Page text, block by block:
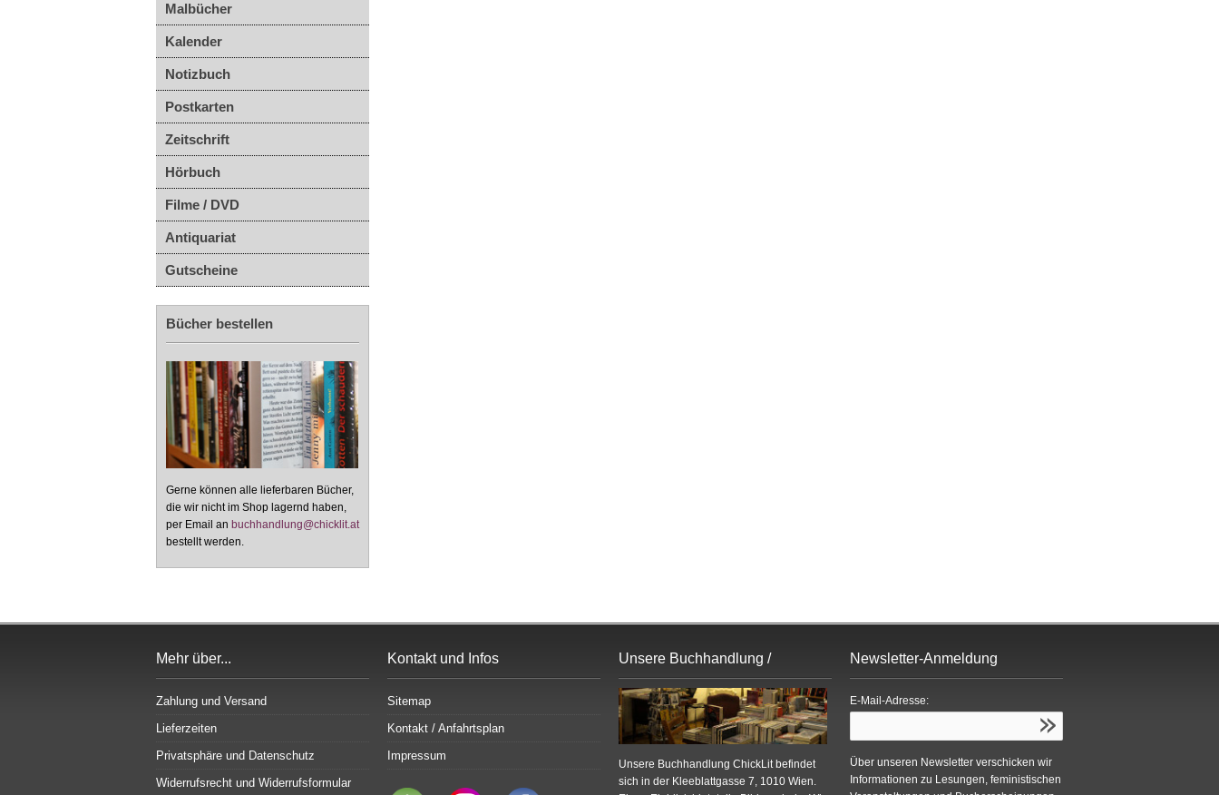
Malbücher
Kalender
Notizbuch
Postkarten
Zeitschrift
Hörbuch
Filme / DVD
Antiquariat
Gutscheine
Bücher bestellen
Gerne können alle lieferbaren Bücher,
die wir nicht im Shop lagernd haben,
per Email an buchhandlung@chicklit.at
bestellt werden.
Mehr über...
Zahlung und Versand
Lieferzeiten
Privatsphäre und Datenschutz
Widerrufsrecht und Widerrufsformular
Kontakt und Infos
Sitemap
Kontakt / Anfahrtsplan
Impressum
Unsere Buchhandlung /
Bildergalerie
Unsere Buchhandlung ChickLit befindet
sich in der Kleeblattgasse 7, 1010 Wien.
Newsletter-Anmeldung
E-Mail-Adresse:
Über unseren Newsletter verschicken wir
Informationen zu Lesungen, feministischen